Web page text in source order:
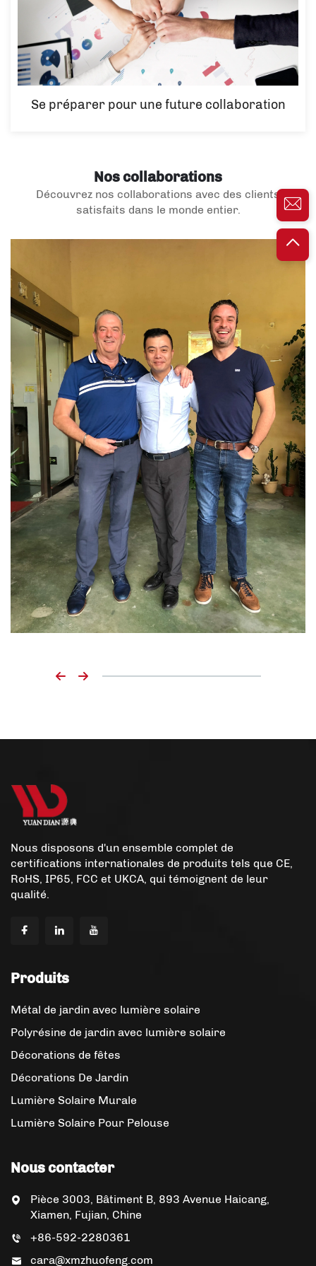
Se préparer pour une future collaboration
Nos collaborations
Découvrez nos collaborations avec des clients
satisfaits dans le monde entier.
Nous disposons d'un ensemble complet de
certifications internationales de produits tels que CE,
RoHS, IP65, FCC et UKCA, qui témoignent de leur
qualité.
Produits
Métal de jardin avec lumière solaire
Polyrésine de jardin avec lumière solaire
Décorations de fêtes
Décorations De Jardin
Lumière Solaire Murale
Lumière Solaire Pour Pelouse
Nous contacter
Pièce 3003, Bâtiment B, 893 Avenue Haicang,
Xiamen, Fujian, Chine
+86-592-2280361
cara@xmzhuofeng.com